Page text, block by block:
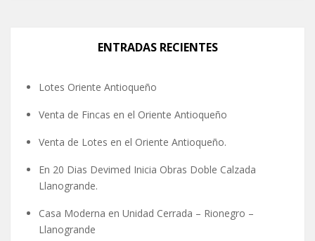
ENTRADAS RECIENTES
Lotes Oriente Antioqueño
Venta de Fincas en el Oriente Antioqueño
Venta de Lotes en el Oriente Antioqueño.
En 20 Dias Devimed Inicia Obras Doble Calzada
Llanogrande.
Casa Moderna en Unidad Cerrada – Rionegro –
Llanogrande